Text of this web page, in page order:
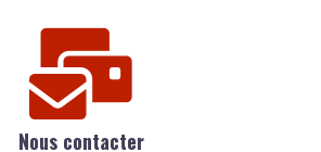
Nous contacter